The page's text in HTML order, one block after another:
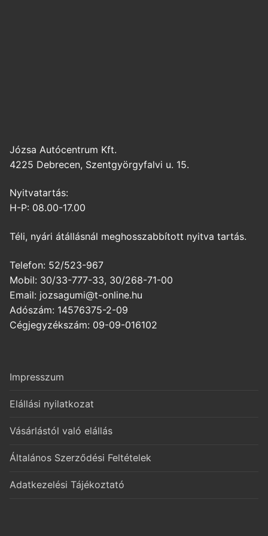
Józsa Autócentrum Kft.
4225 Debrecen, Szentgyörgyfalvi u. 15.
Nyitvatartás:
H-P: 08.00-17.00
Téli, nyári átállásnál meghosszabbított nyitva tartás.
Telefon: 52/523-967
Mobil: 30/33-777-33, 30/268-71-00
Email: jozsagumi@t-online.hu
Adószám: 14576375-2-09
Cégjegyzékszám: 09-09-016102
Impresszum
Elállási nyilatkozat
Vásárlástól való elállás
Általános Szerződési Feltételek
Adatkezelési Tájékoztató